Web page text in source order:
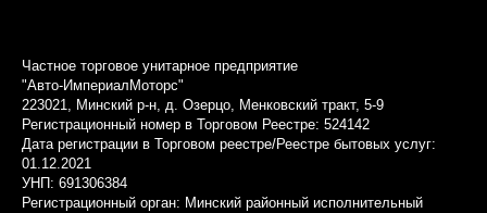
Частное торговое унитарное предприятие
"Авто-ИмпериалМоторс"
223021, Минский р-н, д. Озерцо, Менковский тракт, 5-9
Регистрационный номер в Торговом Реестре: 524142
Дата регистрации в Торговом реестре/Реестре бытовых услуг:
01.12.2021
УНП: 691306384
Регистрационный орган: Минский районный исполнительный